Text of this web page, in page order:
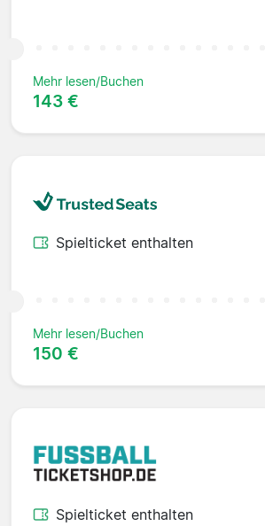
Mehr lesen/Buchen
143 €
Spielticket enthalten
Mehr lesen/Buchen
150 €
Spielticket enthalten